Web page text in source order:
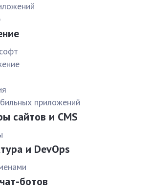
приложений
сайтов и CMS
и DevOps
ботов